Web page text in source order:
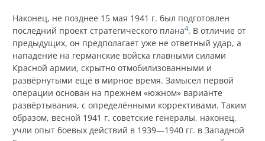
Наконец, не позднее 15 мая 1941 г. был подготовлен
последний проект стратегического плана4. В отличие от
предыдущих, он предполагает уже не ответный удар, а
нападение на германские войска главными силами
Красной армии, скрытно отмобилизованными и
развёрнутыми ещё в мирное время. Замысел первой
операции основан на прежнем «южном» варианте
развёртывания, с определёнными коррективами. Таким
образом, весной 1941 г. советские генералы, наконец,
учли опыт боевых действий в 1939—1940 гг. в Западной